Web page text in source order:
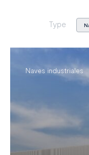
Type
Naves industriales